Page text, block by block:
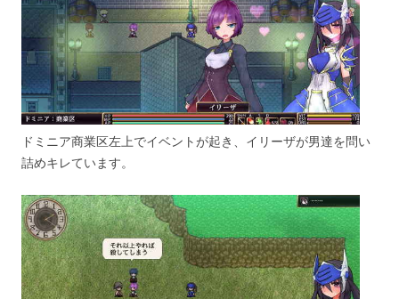
ドミニア商業区左上でイベントが起き、イリーザが男達を問い
詰めキレています。